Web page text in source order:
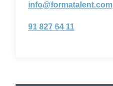
info@formatalent.com
91 827 64 11